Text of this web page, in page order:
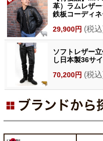
革）ラムレザ
鉄板コーディ
29,900円 (税
ソフトレザー
し日本製36サ
70,200円 (税